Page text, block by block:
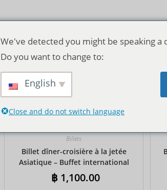
Tri par défaut
Billets
Billet dîner-croisière à la jetée
Asiatique – Buffet international
฿1,100.00
We've detected you might be speaking a
Do you want to change to:
English
Close and do not switch language